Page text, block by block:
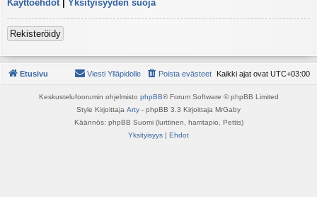
Käyttöehdot | Yksityisyyden suoja
Rekisteröidy
Etusivu Kaikki ajat ovat UTC+03:00
Poista evästeet
Viesti Ylläpidolle
Keskustelufoorumin ohjelmisto phpBB® Forum Software © phpBB Limited
Style Kirjoittaja Arty - phpBB 3.3 Kirjoittaja MrGaby
Käännös: phpBB Suomi (lurttinen, harritapio, Pettis)
Yksityisyys | Ehdot